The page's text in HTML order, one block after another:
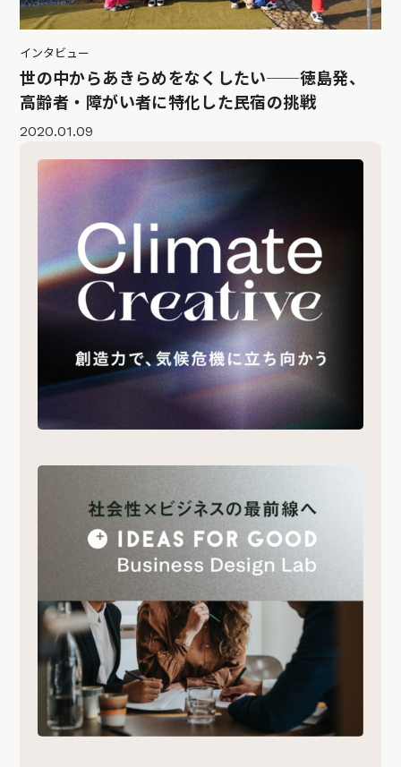
インタビュー
世の中からあきらめをなくしたい──徳島発、
高齢者・障がい者に特化した民宿の挑戦
2020.01.09